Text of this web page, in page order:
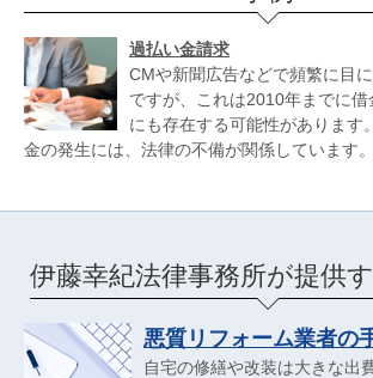
過払い金請求
CМや新聞広告などで頻繁に目に
ですが、これは2010年までに
にも存在する可能性があります
金の発生には、法律の不備が関係しています
伊藤幸紀法律事務所が提供
悪質リフォーム業者の
自宅の修繕や改装は大きな出